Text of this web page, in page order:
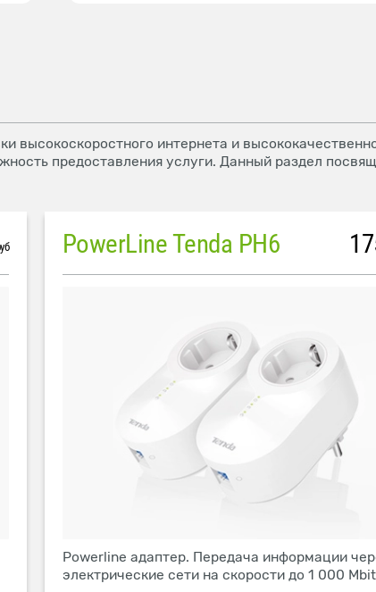
высокоскоростного интернета и
предоставления услуги. Данный раздел
PowerLine Tenda PH6
Powerline адаптер. Передача информации
электрические сети на скорости до 1 000